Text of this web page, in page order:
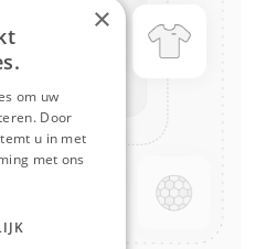
×
om uw
Door
u in met
met ons